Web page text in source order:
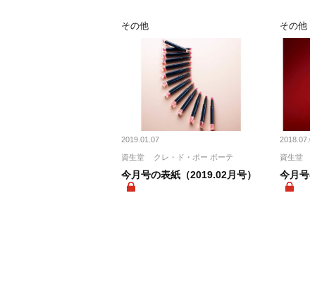
その他
2019.01.07
資生堂 クレ・ド・ポー ボーテ
今月号の表紙（2019.02月号）
その他
資生堂
今月